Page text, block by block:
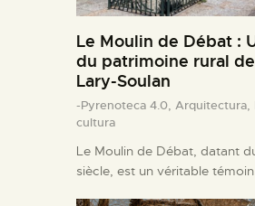
Le Moulin de Débat :
du patrimoine rural
Lary-Soulan
-Pyrenoteca 4.0, Arquitectura,
cultura
Le Moulin de Débat, datant
siècle, est un véritable